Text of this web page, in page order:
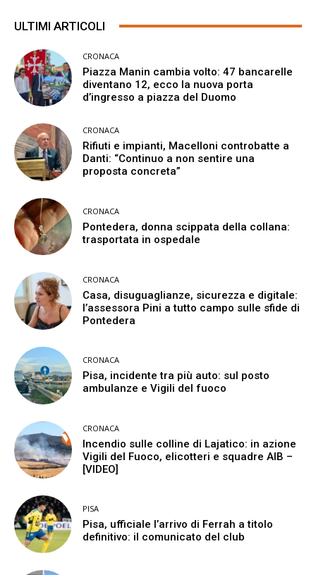
ULTIMI ARTICOLI
CRONACA
Piazza Manin cambia volto: 47 bancarelle
diventano 12, ecco la nuova porta
d’ingresso a piazza del Duomo
CRONACA
Rifiuti e impianti, Macelloni controbatte a
Danti: “Continuo a non sentire una
proposta concreta”
CRONACA
Pontedera, donna scippata della collana:
trasportata in ospedale
CRONACA
Casa, disuguaglianze, sicurezza e digitale:
l’assessora Pini a tutto campo sulle sfide di
Pontedera
CRONACA
Pisa, incidente tra più auto: sul posto
ambulanze e Vigili del fuoco
CRONACA
Incendio sulle colline di Lajatico: in azione
Vigili del Fuoco, elicotteri e squadre AIB –
[VIDEO]
PISA
Pisa, ufficiale l’arrivo di Ferrah a titolo
definitivo: il comunicato del club